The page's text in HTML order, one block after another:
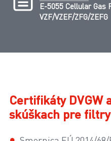
E-5055 Cellular Gas
VZF/VZEF/ZFG/ZEFG
Certifikáty DVGW
skúškach pre